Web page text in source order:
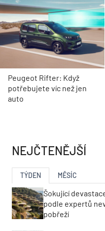
Peugeot Rifter: Když
potřebujete víc než jen
auto
NEJČTENĚJŠÍ
TÝDEN MĚSÍC
Šokující
podle expertů
pobřeží